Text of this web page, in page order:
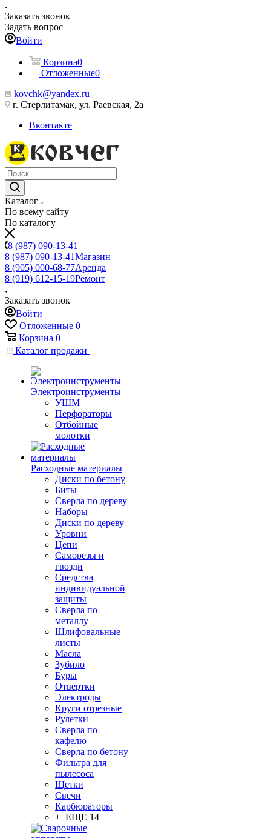
Заказать звонок
Задать вопрос
Войти
Корзина0
Отложенные0
kovchk@yandex.ru
г. Стерлитамак, ул. Раевская, 2а
Вконтакте
Каталог
По всему сайту
По каталогу
8 (987) 090-13-41
8 (987) 090-13-41Магазин
8 (905) 000-68-77Аренда
8 (919) 612-15-19Ремонт
Заказать звонок
Войти
Отложенные 0
Корзина 0
Каталог продажи
Электроинструменты
УШМ
Перфораторы
Отбойные
молотки
Расходные материалы
Диски по бетону
Биты
Сверла по дереву
Наборы
Диски по дереву
Уровни
Цепи
Саморезы и
гвозди
Средства
индивидуальной
защиты
Сверла по
металлу
Шлифовальные
листы
Масла
Зубило
Буры
Отвертки
Электроды
Круги отрезные
Рулетки
Сверла по
кафелю
Сверла по бетону
Фильтра для
пылесоса
Щетки
Свечи
Карбюраторы
+ ЕЩЕ 14